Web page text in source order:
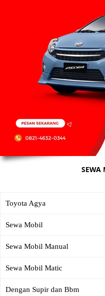
SEWA
Toyota Agya
Sewa Mobil
Sewa Mobil Manual
Sewa Mobil Matic
Dengan Supir dan Bbm